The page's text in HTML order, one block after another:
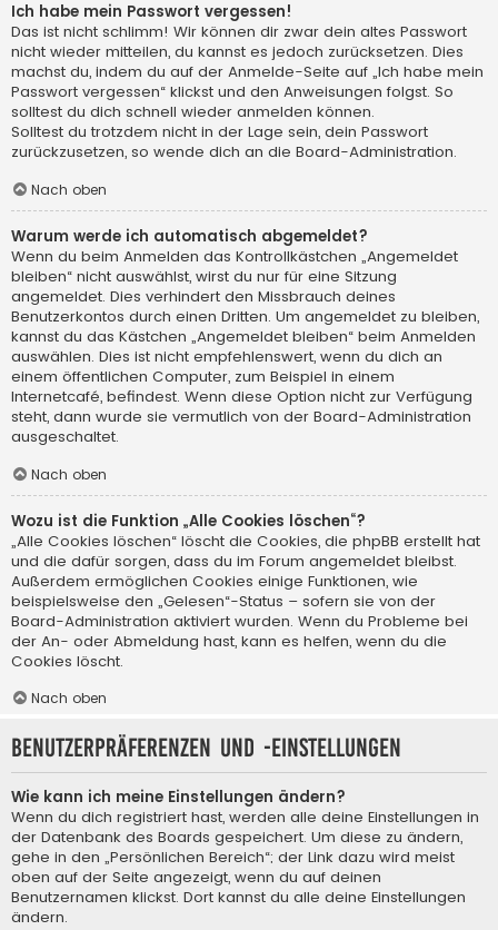
Ich habe mein Passwort vergessen!
Das ist nicht schlimm! Wir können dir zwar dein altes Passwort
nicht wieder mitteilen, du kannst es jedoch zurücksetzen. Dies
machst du, indem du auf der Anmelde-Seite auf „Ich habe mein
Passwort vergessen“ klickst und den Anweisungen folgst. So
solltest du dich schnell wieder anmelden können.
Solltest du trotzdem nicht in der Lage sein, dein Passwort
zurückzusetzen, so wende dich an die Board-Administration.
Nach oben
Warum werde ich automatisch abgemeldet?
Wenn du beim Anmelden das Kontrollkästchen „Angemeldet
bleiben“ nicht auswählst, wirst du nur für eine Sitzung
angemeldet. Dies verhindert den Missbrauch deines
Benutzerkontos durch einen Dritten. Um angemeldet zu bleiben,
kannst du das Kästchen „Angemeldet bleiben“ beim Anmelden
auswählen. Dies ist nicht empfehlenswert, wenn du dich an
einem öffentlichen Computer, zum Beispiel in einem
Internetcafé, befindest. Wenn diese Option nicht zur Verfügung
steht, dann wurde sie vermutlich von der Board-Administration
ausgeschaltet.
Nach oben
Wozu ist die Funktion „Alle Cookies löschen“?
„Alle Cookies löschen“ löscht die Cookies, die phpBB erstellt hat
und die dafür sorgen, dass du im Forum angemeldet bleibst.
Außerdem ermöglichen Cookies einige Funktionen, wie
beispielsweise den „Gelesen“-Status – sofern sie von der
Board-Administration aktiviert wurden. Wenn du Probleme bei
der An- oder Abmeldung hast, kann es helfen, wenn du die
Cookies löscht.
Nach oben
Benutzerpräferenzen und -einstellungen
Wie kann ich meine Einstellungen ändern?
Wenn du dich registriert hast, werden alle deine Einstellungen in
der Datenbank des Boards gespeichert. Um diese zu ändern,
gehe in den „Persönlichen Bereich“; der Link dazu wird meist
oben auf der Seite angezeigt, wenn du auf deinen
Benutzernamen klickst. Dort kannst du alle deine Einstellungen
ändern.